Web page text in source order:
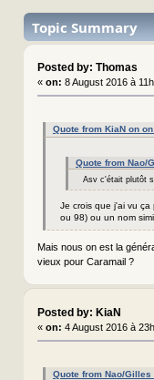
Topic Summary
Posted by: Thomas
« on: 8 August 2016 à
Quote from KiaN on
Quote from Nao/
Asv c'était plutôt
Je crois que j'ai vu
ou 98) ou un nom
Mais nous on est la
vieux pour Caramail ?
Posted by: KiaN
« on: 4 August 2016 à
Quote from Nao/